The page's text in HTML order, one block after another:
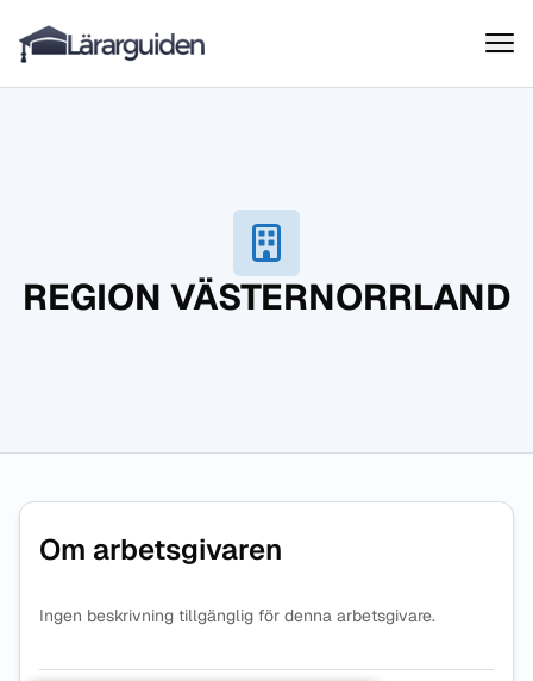
Hoppa till innehåll
Lärarguiden
REGION VÄSTERNORRLAND
Om arbetsgivaren
Ingen beskrivning tillgänglig för denna arbetsgivare.